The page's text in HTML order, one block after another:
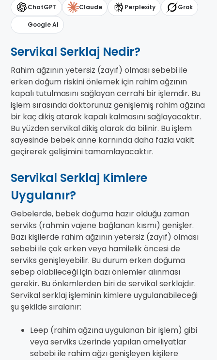
ChatGPT Claude Perplexity Grok
Google AI
Servikal Serklaj Nedir?
Rahim ağzının yetersiz (zayıf) olması sebebi ile
erken doğum riskini önlemek için rahim ağzının
kapalı tutulmasını sağlayan cerrahi bir işlemdir. Bu
işlem sırasında doktorunuz genişlemiş rahim ağzına
bir kaç dikiş atarak kapalı kalmasını sağlayacaktır.
Bu yüzden servikal dikiş olarak da bilinir. Bu işlem
sayesinde bebek anne karnında daha fazla vakit
geçirerek gelişimini tamamlayacaktır.
Servikal Serklaj Kimlere
Uygulanır?
Gebelerde, bebek doğuma hazır olduğu zaman
serviks (rahmin vajene bağlanan kısmı) genişler.
Bazı kişilerde rahim ağzının yetersiz (zayıf) olması
sebebi ile çok erken veya hamilelik öncesi de
serviks genişleyebilir. Bu durum erken doğuma
sebep olabileceği için bazı önlemler alınması
gerekir. Bu önlemlerden biri de servikal serklajdır.
Servikal serklaj işleminin kimlere uygulanabileceği
şu şekilde sıralanır:
Leep (rahim ağzına uygulanan bir işlem) gibi
veya serviks üzerinde yapılan ameliyatlar
sebebi ile rahim ağzı genişleyen kişilere